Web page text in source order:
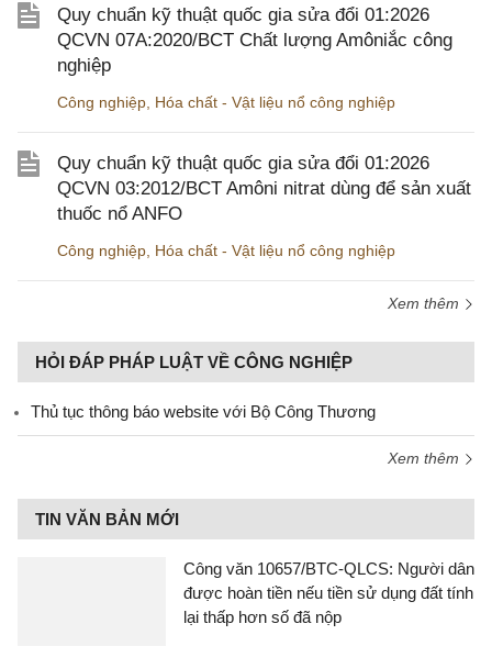
Quy chuẩn kỹ thuật quốc gia sửa đổi 01:2026
QCVN 07A:2020/BCT Chất lượng Amôniắc công
nghiệp
Công nghiệp Hóa chất - Vật liệu nổ công nghiệp
Quy chuẩn kỹ thuật quốc gia sửa đổi 01:2026
QCVN 03:2012/BCT Amôni nitrat dùng để sản xuất
thuốc nổ ANFO
Công nghiệp Hóa chất - Vật liệu nổ công nghiệp
Xem thêm
HỎI ĐÁP PHÁP LUẬT VỀ CÔNG NGHIỆP
Thủ tục thông báo website với Bộ Công Thương
Xem thêm
TIN VĂN BẢN MỚI
Công văn 10657/BTC-QLCS: Người dân
được hoàn tiền nếu tiền sử dụng đất tính
lại thấp hơn số đã nộp